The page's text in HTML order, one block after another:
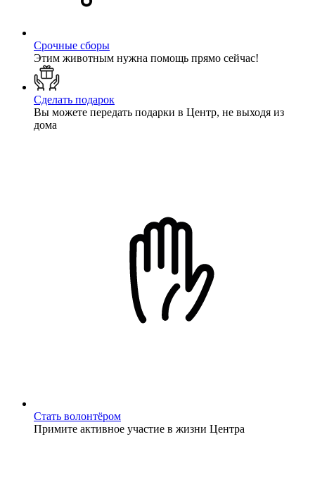
Срочные сборы
Этим животным нужна помощь прямо сейчас!
Сделать подарок
Вы можете передать подарки в Центр, не выходя из
дома
Стать волонтёром
Примите активное участие в жизни Центра